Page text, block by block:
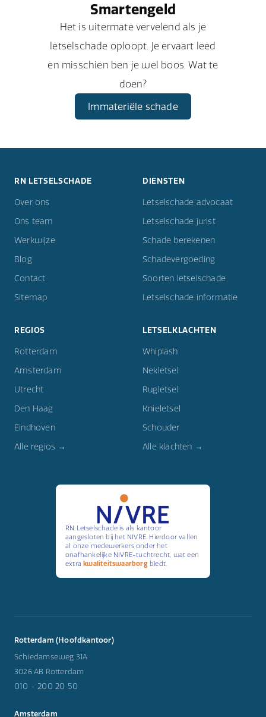
Smartengeld
Het is uitermate vervelend als je
letselschade oploopt. Je ervaart leed
en misschien ben je wel boos. Wat te
doen?
Immateriële schade
RN LETSELSCHADE
Over ons
Ons team
Werkwijze
Blog
Contact
Sitemap
DIENSTEN
Letselschade advocaat
Letselschade jurist
Schade berekenen
Schadevergoeding
Soorten letselschade
Letselschade informatie
REGIOS
Rotterdam
Amsterdam
Utrecht
Den Haag
Eindhoven
Alle regios →
LETSELKLACHTEN
Whiplash
Nekletsel
Rugletsel
Knieletsel
Schouder
Alle klachten →
RN Letselschade is als kantoor
aangesloten bij het NIVRE. Hierdoor vallen
al onze medewerkers onder het
onafhankelijke NIVRE-tuchtrecht, wat een
extrakwaliteitswaarborgbiedt.
Rotterdam (Hoofdkantoor)
Schiedamseweg 31A
3026 AB Rotterdam
010 - 200 20 50
Amsterdam